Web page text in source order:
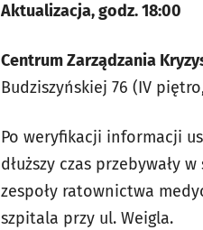
Aktualizacja, godz. 18:00
Centrum Zarządzania
Budziszyńskiej 76 (IV
Po weryfikacji informacji
dłuższy czas przebywały
zespoły ratownictwa
szpitala przy ul. Weigla.